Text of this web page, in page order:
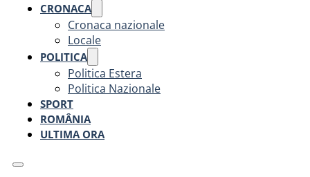
CRONACA
Cronaca nazionale
Locale
POLITICA
Politica Estera
Politica Nazionale
SPORT
ROMÂNIA
ULTIMA ORA